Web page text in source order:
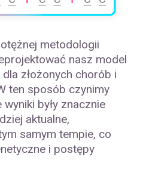
metodologii
nasz model
złożonych chorób i
ten sposób czynimy
były znacznie
aktualne,
samym tempie, co
i postępy